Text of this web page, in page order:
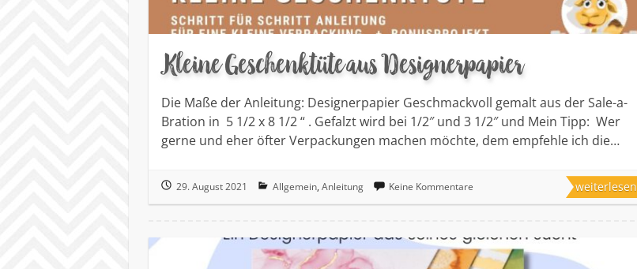
Kleine Geschenktüte aus Designerpapier
Die Maße der Anleitung: Designerpapier Geschmackvoll gemalt aus der Sale-a-
Bration in 5 1/2 x 8 1/2 “ . Gefalzt wird bei 1/2″ und 3 1/2″ und Mein Tipp: Wer
gerne und eher öfter Verpackungen machen möchte, dem empfehle ich die…
29. August 2021 Allgemein, Anleitung Keine Kommentare weiterlesen